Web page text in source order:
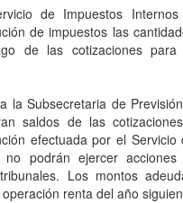
de Impuestos
de impuestos las
de las cotizaciones para
la Subsecretaria de
saldos de las
efectuada por el Servicio
podrán ejercer acciones
Los montos
renta del año